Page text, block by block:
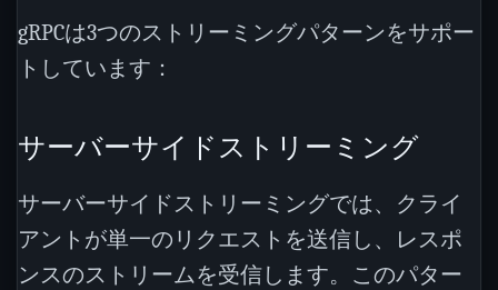
gRPCは3つのストリーミングパターンをサポー
トしています：
サーバーサイドストリーミング
サーバーサイドストリーミングでは、クライ
アントが単一のリクエストを送信し、レスポ
ンスのストリームを受信します。このパター